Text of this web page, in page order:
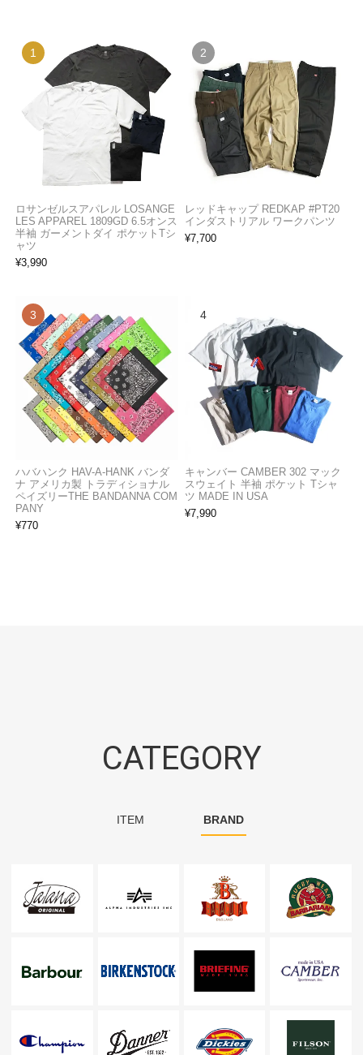
ロサンゼルスアパレル LOSANGE
LES APPAREL 1809GD 6.5オンス
半袖 ガーメントダイ ポケットTシ
ャツ
¥3,990
レッドキャップ REDKAP #PT20
インダストリアル ワークパンツ
¥7,700
ハバハンク HAV-A-HANK バンダ
ナ アメリカ製 トラディショナル
ペイズリーTHE BANDANNA COM
PANY
¥770
キャンバー CAMBER 302 マック
スウェイト 半袖 ポケット Tシャ
ツ MADE IN USA
¥7,990
CATEGORY
ITEM BRAND